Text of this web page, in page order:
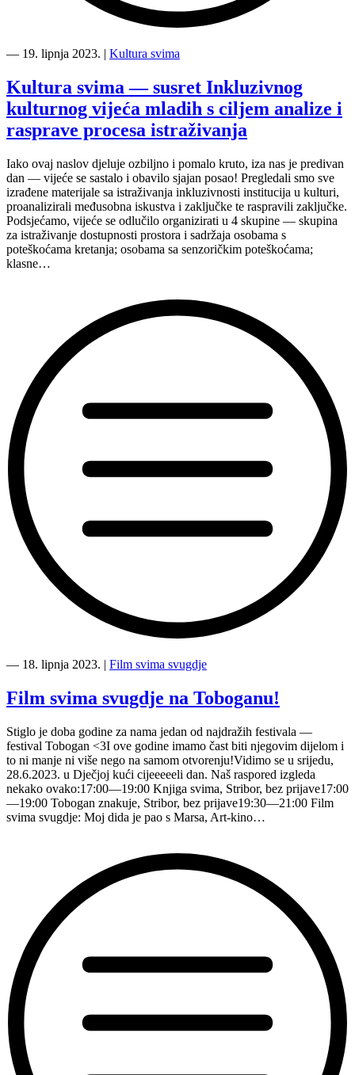
stanica
svima
turneje
KEC
Murai”
― 19. lipnja 2023. | Kultura svima
Kultura svima — susret Inkluzivnog
kulturnog vijeća mladih s ciljem analize i
rasprave procesa istraživanja
Iako ovaj naslov djeluje ozbiljno i pomalo kruto, iza nas je predivan
dan — vijeće se sastalo i obavilo sjajan posao! Pregledali smo sve
izrađene materijale sa istraživanja inkluzivnosti institucija u kulturi,
proanalizirali međusobna iskustva i zaključke te raspravili zaključke.
Podsjećamo, vijeće se odlučilo organizirati u 4 skupine — skupina
za istraživanje dostupnosti prostora i sadržaja osobama s
poteškoćama kretanja; osobama sa senzoričkim poteškoćama;
klasne…
svima
susret
Inkluzivnog
vijeća
mladih
s
ciljem
analize
i
rasprave
― 18. lipnja 2023. | Film svima svugdje
Film svima svugdje na Toboganu!
Stiglo je doba godine za nama jedan od najdražih festivala —
festival Tobogan <3I ove godine imamo čast biti njegovim dijelom i
to ni manje ni više nego na samom otvorenju!Vidimo se u srijedu,
28.6.2023. u Dječjoj kući cijeeeeeli dan. Naš raspored izgleda
nekako ovako:17:00—19:00 Knjiga svima, Stribor, bez prijave17:00
—19:00 Tobogan znakuje, Stribor, bez prijave19:30—21:00 Film
svima svugdje: Moj dida je pao s Marsa, Art-kino…